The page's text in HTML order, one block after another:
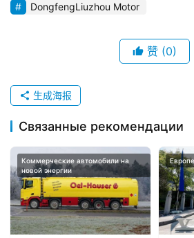
DongfengLiuzhou Motor
赞 (0)
生成海报
Связанные рекомендации
Коммерческие автомобили на
новой энергии